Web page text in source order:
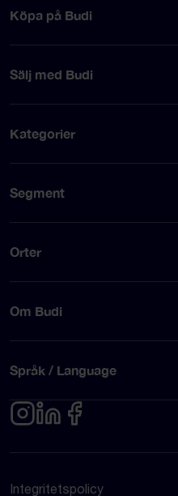
Köpa på Budi
Sälj med Budi
Kategorier
Segment
Orter
Om Budi
Språk / Language
Integritetspolicy